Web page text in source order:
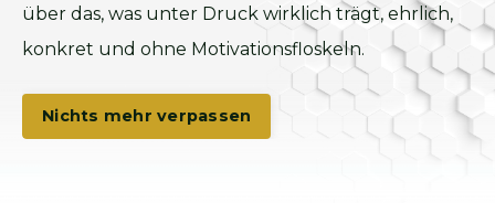
über das, was unter Druck wirklich trägt, ehrlich,
konkret und ohne Motivationsfloskeln.
Nichts mehr verpassen